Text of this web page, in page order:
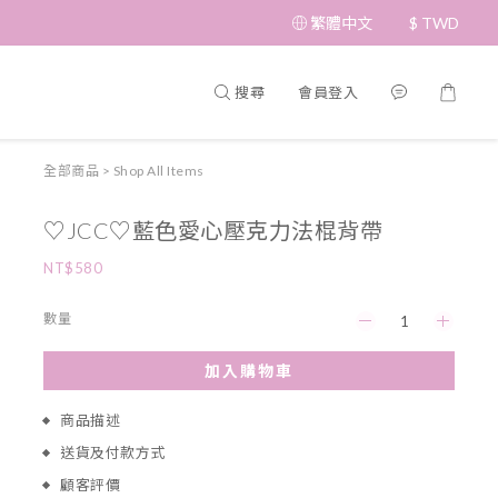
繁體中文 $ TWD
搜尋 會員登入
全部商品 > Shop All Items
♡JCC♡藍色愛心壓克力法棍背帶
NT$580
數量
加入購物車
商品描述
送貨及付款方式
顧客評價